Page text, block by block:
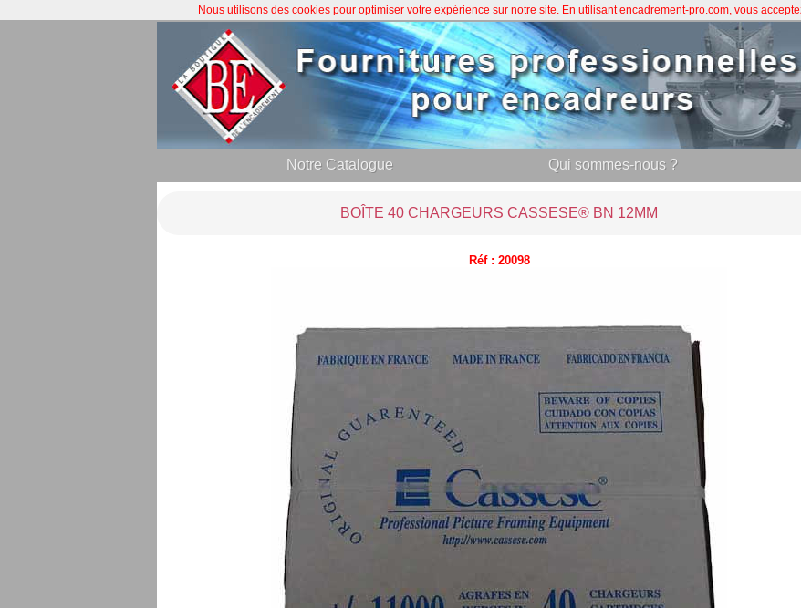
Notre Catalogue Qui sommes-nous ?
BOÎTE 40 CHARGEURS CASSESE® BN 12MM
Réf : 20098
Nous utilisons des cookies pour optimiser votre expérience sur notre site. En utilisant encadrement-pro.com, vous